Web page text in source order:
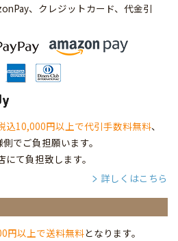
、クレジットカード、代金引
込10,000円以上で代引手数料無料、
でご負担願います。
て負担致します。
詳しくはこちら
円以上で送料無料となります。